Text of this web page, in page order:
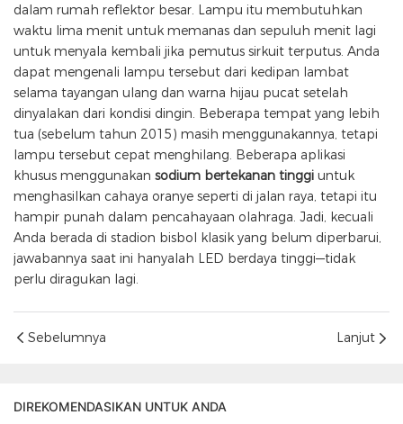
dalam rumah reflektor besar. Lampu itu membutuhkan
waktu lima menit untuk memanas dan sepuluh menit lagi
untuk menyala kembali jika pemutus sirkuit terputus. Anda
dapat mengenali lampu tersebut dari kedipan lambat
selama tayangan ulang dan warna hijau pucat setelah
dinyalakan dari kondisi dingin. Beberapa tempat yang lebih
tua (sebelum tahun 2015) masih menggunakannya, tetapi
lampu tersebut cepat menghilang. Beberapa aplikasi
khusus menggunakan sodium bertekanan tinggi untuk
menghasilkan cahaya oranye seperti di jalan raya, tetapi itu
hampir punah dalam pencahayaan olahraga. Jadi, kecuali
Anda berada di stadion bisbol klasik yang belum diperbarui,
jawabannya saat ini hanyalah LED berdaya tinggi—tidak
perlu diragukan lagi.
Sebelumnya Lanjut
DIREKOMENDASIKAN UNTUK ANDA